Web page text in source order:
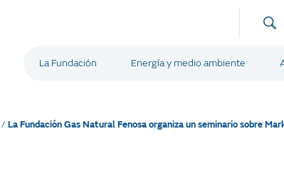
La Fundación Energía y medio ambiente
/La Fundación Gas Natural Fenosa organiza un seminario sobre